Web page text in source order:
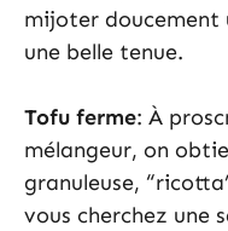
mijoter doucement
une belle tenue.
Tofu ferme: À
mélangeur, on
granuleuse,
vous cherchez une